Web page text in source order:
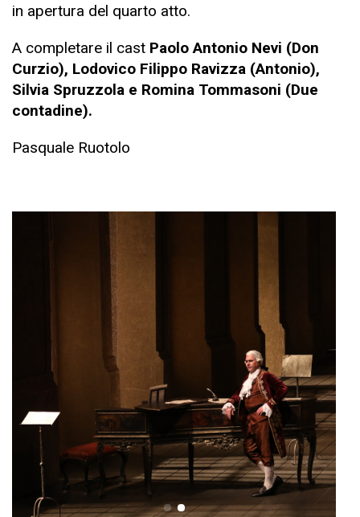
in apertura del quarto atto.
A completare il cast Paolo Antonio Nevi (Don
Curzio), Lodovico Filippo Ravizza (Antonio),
Silvia Spruzzola e Romina Tommasoni (Due
contadine).
Pasquale Ruotolo